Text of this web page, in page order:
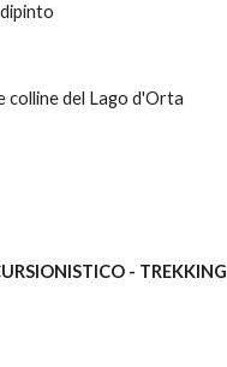
colline del Lago d'Orta
- TREKKING